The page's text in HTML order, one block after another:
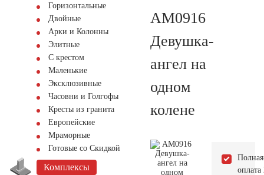
Горизонтальные
Двойные
Арки и Колонны
Элитные
С крестом
Маленькие
Эксклюзивные
Часовни и Голгофы
Кресты из гранита
Европейские
Мраморные
Готовые со Скидкой
Комплексы
AM0916
Девушка-
ангел на
одном
колене
Полная
оплата